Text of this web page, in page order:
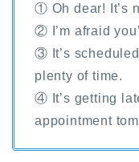
① Oh dear! It’s
② I’m afraid
③ It’s
plenty of time.
④ It’s getting
appointment